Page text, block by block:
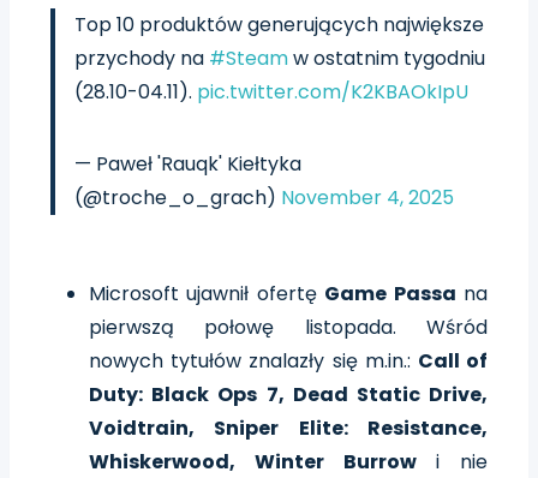
Top 10 produktów generujących największe
przychody na #Steamw ostatnim tygodniu
(28.10-04.11). pic.twitter.com/K2KBAOkIpU
— Paweł 'Rauqk' Kiełtyka
(@troche_o_grach) November 4, 2025
Microsoft ujawnił ofertę Game Passa na
pierwszą połowę listopada. Wśród
nowych tytułów znalazły się m.in.: Call of
Duty: Black Ops 7, Dead Static Drive,
Voidtrain, Sniper Elite: Resistance,
Whiskerwood, Winter Burrowi nie